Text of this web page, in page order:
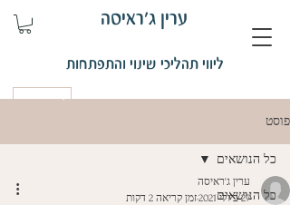
ערין ג'ראיסה
ליווי תהליכי שינוי והתפתחות
פוסט
כל הנושאים
כל הנושאים
ערין ג'ראיסה
27 ביולי 2021
זמן קריאה 2 דקות